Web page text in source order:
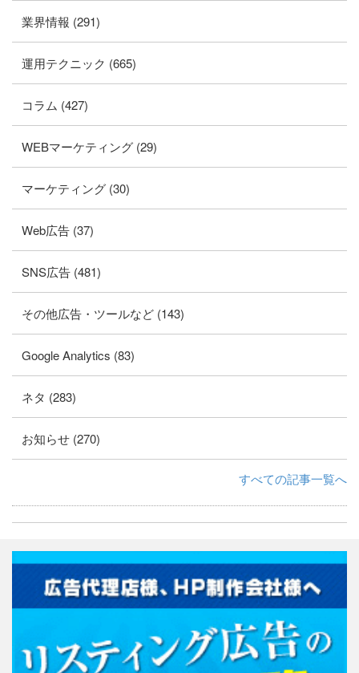
業界情報 (291)
運用テクニック (665)
コラム (427)
WEBマーケティング (29)
マーケティング (30)
Web広告 (37)
SNS広告 (481)
その他広告・ツールなど (143)
Google Analytics (83)
ネタ (283)
お知らせ (270)
すべての記事一覧へ